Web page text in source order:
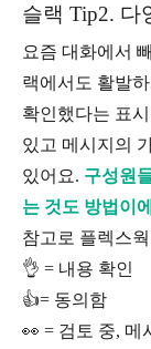
슬랙 Tip2. 다
요즘 대화에서
랙에서도 활발
확인했다는 표
있고 메시지의
있어요. 구성원
는 것도 방법이
참고로 플렉스
👌 = 내용 확인
👍= 동의함
👀 = 검토 중, 메